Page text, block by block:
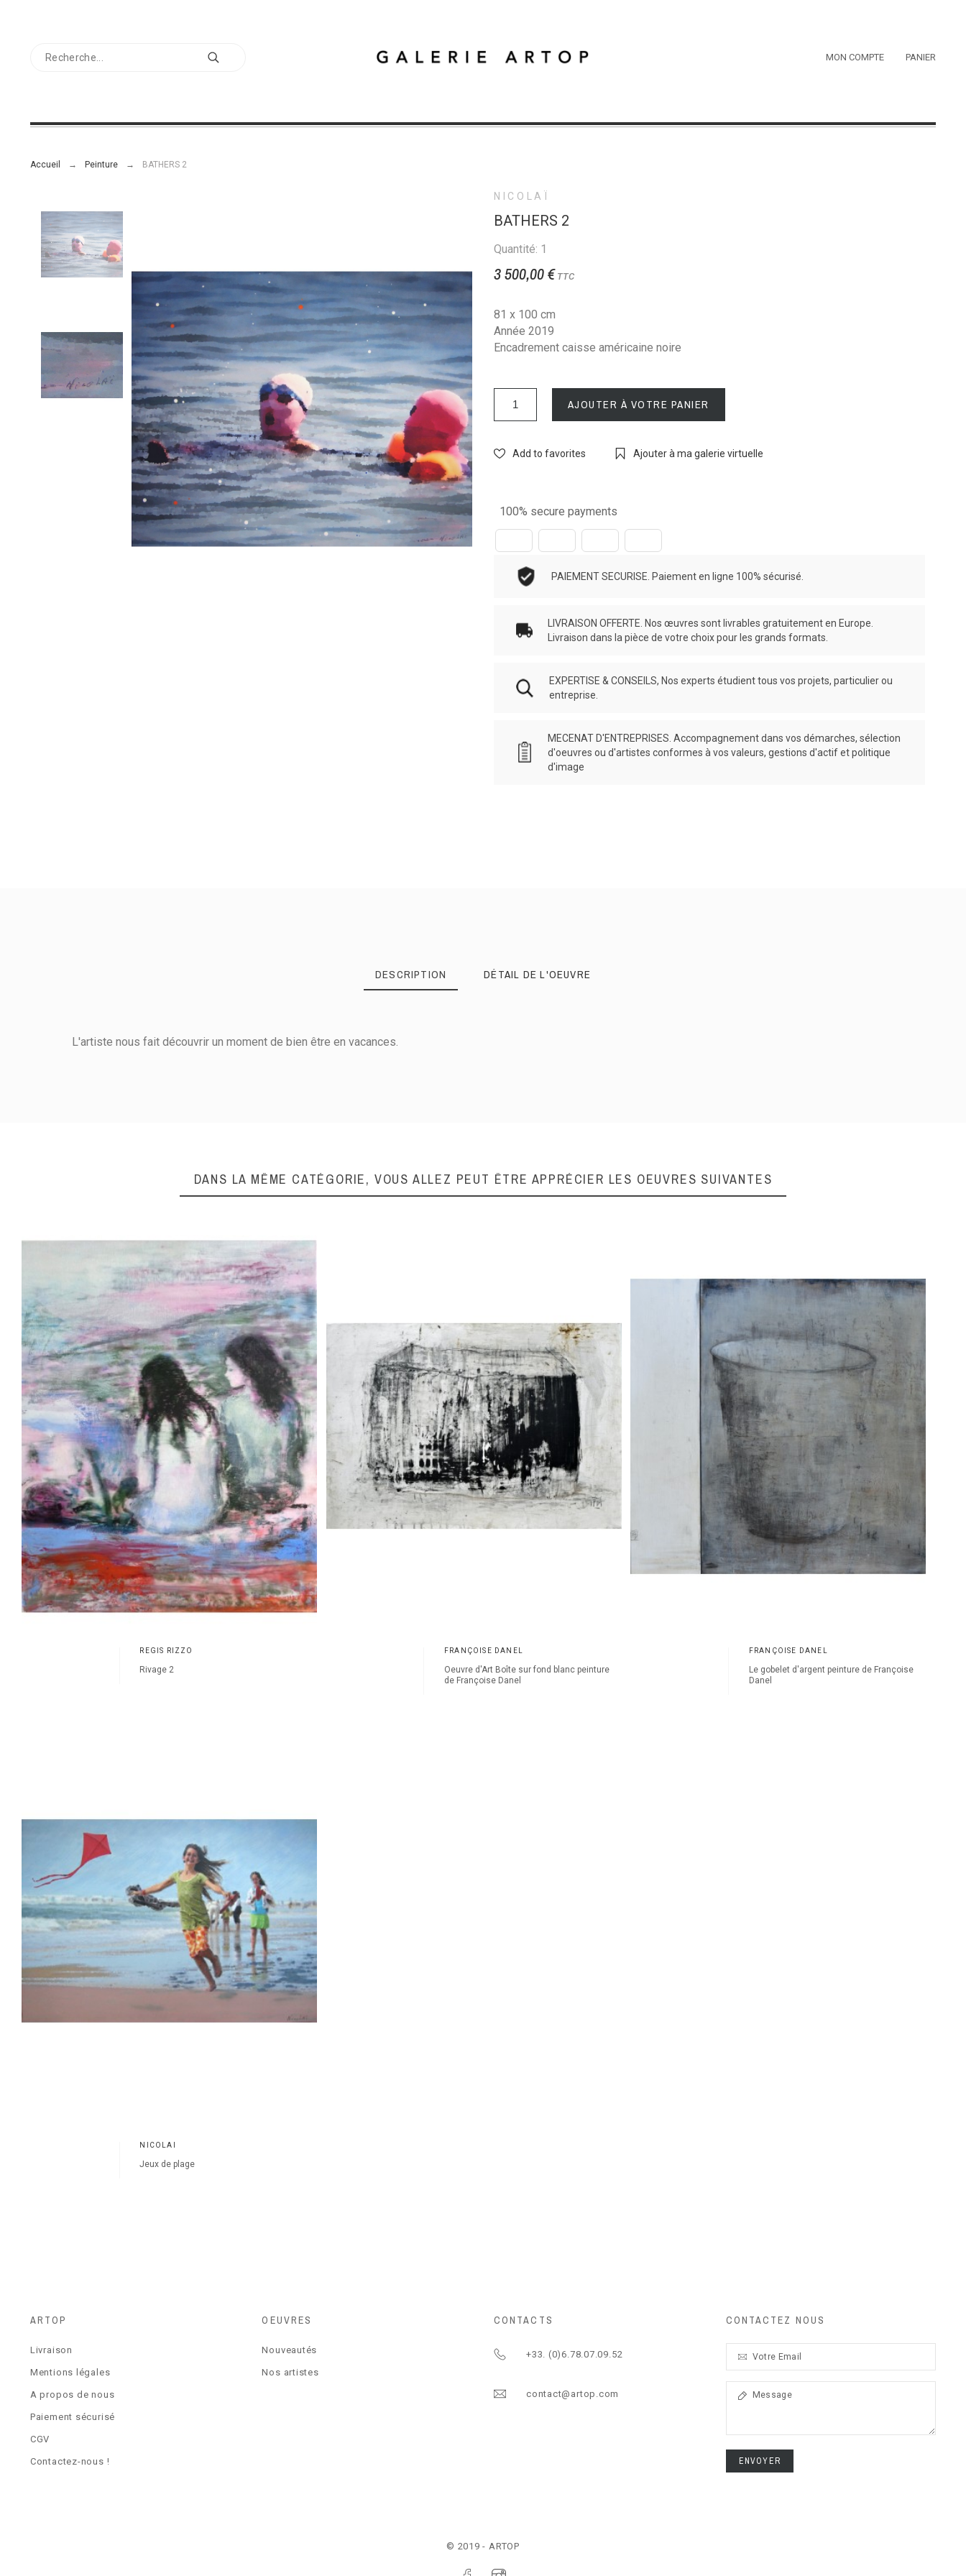
MON COMPTE PANIER
Accueil Peinture BATHERS 2
NICOLAÏ
BATHERS 2
Quantité: 1
3 500,00 € TTC
81 x 100 cm
Année 2019
Encadrement caisse américaine noire
AJOUTER À VOTRE PANIER
Add to favorites Ajouter à ma galerie virtuelle
100% secure payments
PAIEMENT SECURISE. Paiement en ligne 100% sécurisé.
LIVRAISON OFFERTE. Nos œuvres sont livrables gratuitement en Europe.
Livraison dans la pièce de votre choix pour les grands formats.
EXPERTISE & CONSEILS, Nos experts étudient tous vos projets, particulier ou
entreprise.
MECENAT D'ENTREPRISES. Accompagnement dans vos démarches, sélection
d'oeuvres ou d'artistes conformes à vos valeurs, gestions d'actif et politique
d'image
DESCRIPTION DÉTAIL DE L'OEUVRE
L'artiste nous fait découvrir un moment de bien être en vacances.
Carré
DANS LA MÊME CATÉGORIE, VOUS ALLEZ PEUT ÊTRE APPRÉCIER LES OEUVRES SUIVANTES
RÉGIS RIZZO
Rivage 2
FRANÇOISE DANEL
Oeuvre d'Art Boîte sur fond blanc peinture
de Françoise Danel
FRANÇOISE DANEL
Le gobelet d'argent peinture de Françoise
Danel
NICOLAÏ
Jeux de plage
ARTOP
Livraison
Mentions légales
A propos de nous
Paiement sécurisé
CGV
Contactez-nous !
OEUVRES
Nouveautés
Nos artistes
CONTACTS
+33. (0)6.78.07.09.52
contact@artop.com
CONTACTEZ NOUS
ENVOYER
© 2019 - ARTOP